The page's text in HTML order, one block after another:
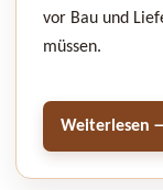
vor Bau und
müssen.
Weiterlesen